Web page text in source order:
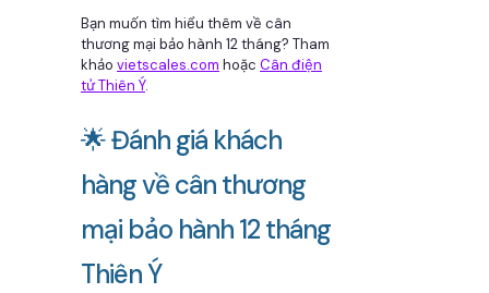
Bạn muốn tìm hiểu thêm về cân
thương mại bảo hành 12 tháng? Tham
khảo vietscales.com hoặc Cân điện
tử Thiên Ý.
🌟 Đánh giá khách
hàng về cân thương
mại bảo hành 12 tháng
Thiên Ý